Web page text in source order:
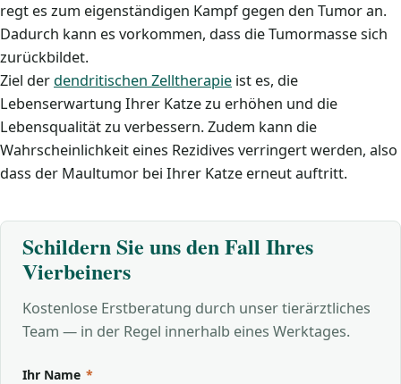
regt es zum eigenständigen Kampf gegen den Tumor an.
Dadurch kann es vorkommen, dass die Tumormasse sich
zurückbildet.
Ziel derdendritischen Zelltherapie ist es, die
Lebenserwartung Ihrer Katze zu erhöhen und die
Lebensqualität zu verbessern. Zudem kann die
Wahrscheinlichkeit eines Rezidives verringert werden, also
dass der Maultumor bei Ihrer Katze erneut auftritt.
Schildern Sie uns den Fall Ihres
Vierbeiners
Kostenlose Erstberatung durch unser tierärztliches
Team — in der Regel innerhalb eines Werktages.
Ihr Name *